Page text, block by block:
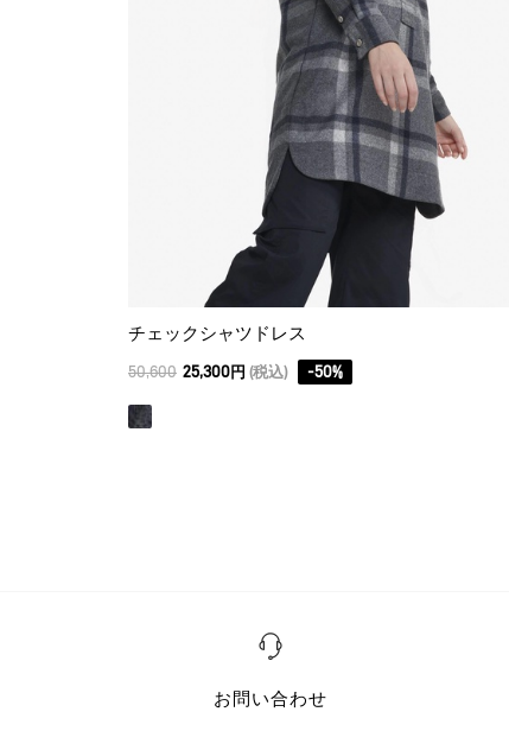
チェックシャツドレス
50,600 25,300円 (税込) -50%
お問い合わせ